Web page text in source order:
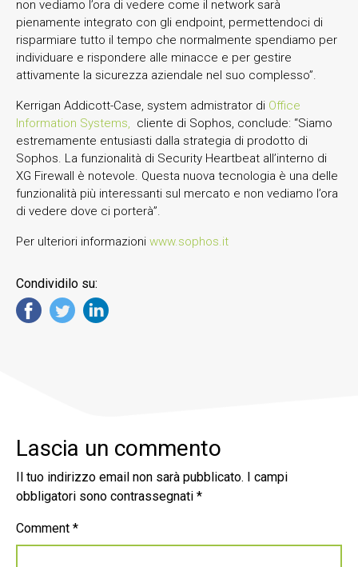
non vediamo l’ora di vedere come il network sarà
pienamente integrato con gli endpoint, permettendoci di
risparmiare tutto il tempo che normalmente spendiamo per
individuare e rispondere alle minacce e per gestire
attivamente la sicurezza aziendale nel suo complesso”.
Kerrigan Addicott-Case, system admistrator di Office
Information Systems, cliente di Sophos, conclude: “Siamo
estremamente entusiasti dalla strategia di prodotto di
Sophos. La funzionalità di Security Heartbeat all’interno di
XG Firewall è notevole. Questa nuova tecnologia è una delle
funzionalità più interessanti sul mercato e non vediamo l’ora
di vedere dove ci porterà”.
Per ulteriori informazioni www.sophos.it
Condividilo su:
Lascia un commento
Il tuo indirizzo email non sarà pubblicato.
I campi
obbligatori sono contrassegnati *
Comment *